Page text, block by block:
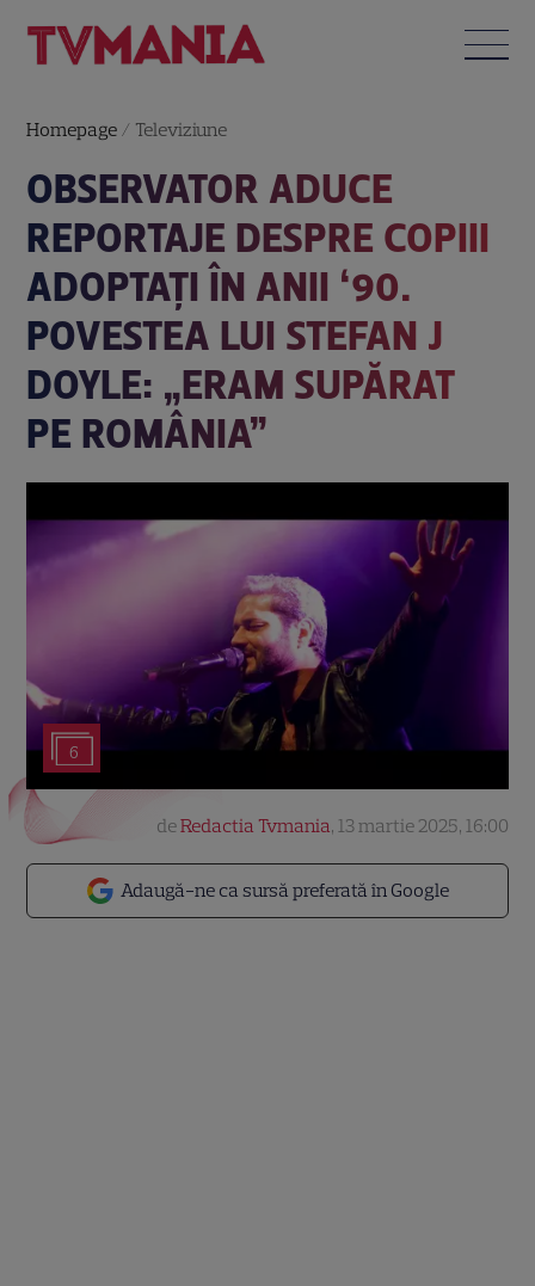
Homepage / Televiziune
OBSERVATOR ADUCE
REPORTAJE DESPRE COPIII
ADOPTAȚI ÎN ANII ‘90.
POVESTEA LUI STEFAN J
DOYLE: „ERAM SUPĂRAT
PE ROMÂNIA”
6
Adaugă-ne ca sursă preferată în Google
deRedactia Tvmania, 13 martie 2025, 16:00